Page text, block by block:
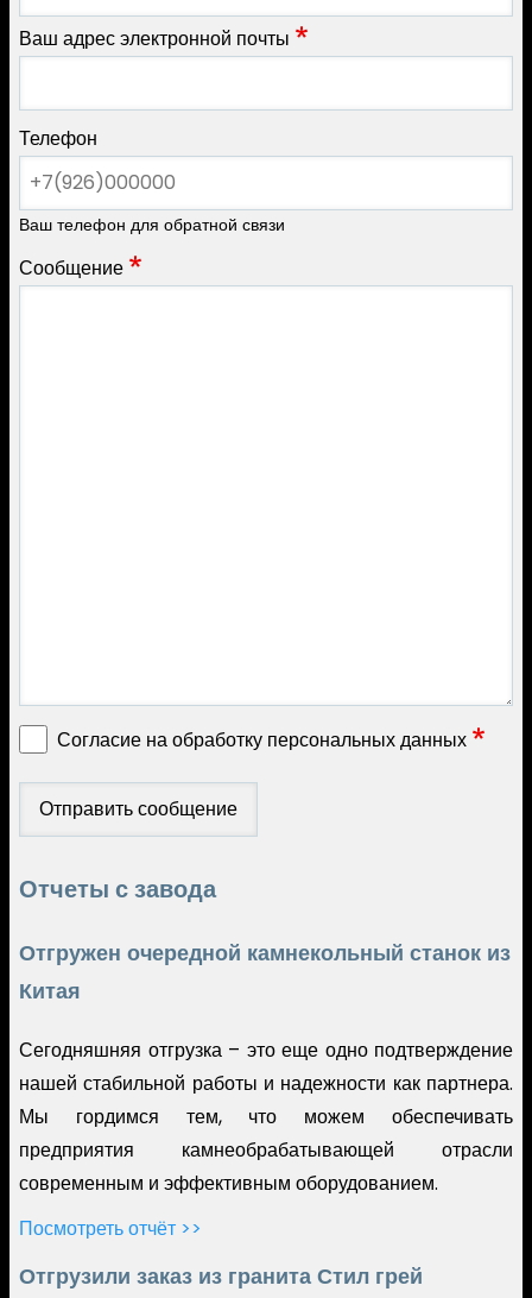
Ваш адрес электронной почты
Телефон
Ваш телефон для обратной связи
Сообщение
Согласие на обработку персональных данных
Отчеты с завода
Отгружен очередной камнекольный станок из
Китая
Сегодняшняя отгрузка – это еще одно подтверждение
нашей стабильной работы и надежности как партнера.
Мы гордимся тем, что можем обеспечивать
предприятия камнеобрабатывающей отрасли
современным и эффективным оборудованием.
Посмотреть отчёт >>
Отгрузили заказ из гранита Стил грей